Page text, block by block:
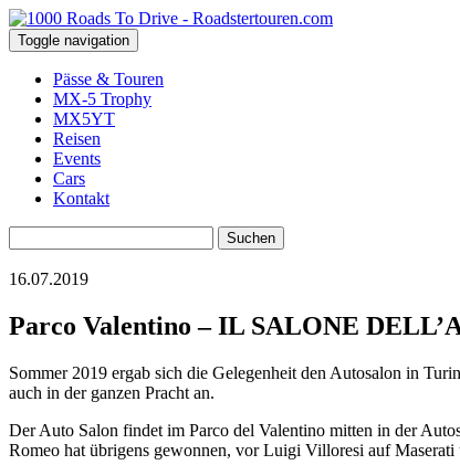
Toggle navigation
Pässe & Touren
MX-5 Trophy
MX5YT
Reisen
Events
Cars
Kontakt
nach:
16.07.2019
Parco Valentino – IL SALONE
Sommer 2019 ergab sich die Gelegenheit den Autosalon in
auch in der ganzen Pracht an.
Der Auto Salon findet im Parco del Valentino mitten in der
Romeo hat übrigens gewonnen, vor Luigi Villoresi auf